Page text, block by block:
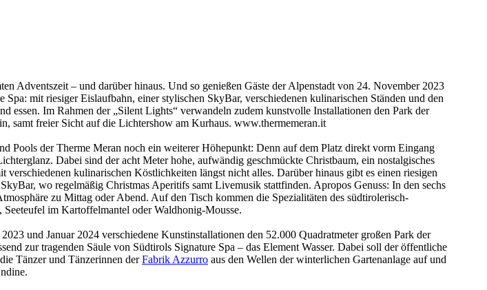
Adventszeit – und darüber hinaus. Und so genießen Gäste der Alpenstadt von 24. November 2023
mit riesiger Eislaufbahn, einer stylischen SkyBar, verschiedenen kulinarischen Ständen und den
essen. Im Rahmen der „Silent Lights“ verwandeln zudem kunstvolle Installationen den Park der
samt freier Sicht auf die Lichtershow am Kurhaus. www.thermemeran.it
Pools der Therme Meran noch ein weiterer Höhepunkt: Denn auf dem Platz direkt vorm Eingang
Dabei sind der acht Meter hohe, aufwändig geschmückte Christbaum, ein nostalgisches
kulinarischen Köstlichkeiten längst nicht alles. Darüber hinaus gibt es einen riesigen
wo regelmäßig Christmas Aperitifs samt Livemusik stattfinden. Apropos Genuss: In den sechs
zu Mittag oder Abend. Auf den Tisch kommen die Spezialitäten des südtirolerisch-
im Kartoffelmantel oder Waldhonig-Mousse.
und Januar 2024 verschiedene Kunstinstallationen den 52.000 Quadratmeter großen Park der
zur tragenden Säule von Südtirols Signature Spa – das Element Wasser. Dabei soll der öffentliche
Tänzer und Tänzerinnen derFabrik Azzurro aus den Wellen der winterlichen Gartenanlage auf und